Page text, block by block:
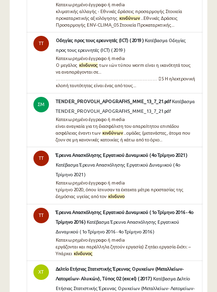
Καταχωρημένο έγγραφο ή media
κλιματικής αλλαγής - Εθνικές δράσεις προσαρμογής Στοιχεία
προκαταρκτικής αξιολόγησης κινδύνων ...Εθνικές Δράσεις
Προσαρμογής ENV-CLIMA_05 Στοιχεία Προκαταρκτικής...
TT
Οδηγίες προς τους ερευνητές (ICT) ( 2019 ) Κατέβασμα Οδηγίες
προς τους ερευνητές (ICT) ( 2019 )
Καταχωρημένο έγγραφο ή media
Ο μεγάλος κίνδυνος των ιών τύπου worm είναι η ικανότητά τους
να αναπαράγονται σε...
……………………………………………………… 5 Η ηλεκτρονική
κλοπή ταυτότητας είναι ένας από τους...
ΣΜ
TENDER_PROVOLH_APOGRAFHS_MME_13_7_21.pdf Κατέβασμα
TENDER_PROVOLH_APOGRAFHS_MME_13_7_21.pdf
Καταχωρημένο έγγραφο ή media
είναι αναγκαία για τη διασφάλιση του απαραίτητου επιπέδου
ασφάλειας έναντι των κινδύνων ...ομάδες (μετανάστες, άτομα που
ζουν σε μη κανονικές κατοικίες ή κάτω από το όριο...
TT
Έρευνα Απασχόλησης Εργατικού Δυναμικού ( 4ο Τρίμηνο 2021 )
Κατέβασμα Έρευνα Απασχόλησης Εργατικού Δυναμικού ( 4ο
Τρίμηνο 2021 )
Καταχωρημένο έγγραφο ή media
τρίμηνο 2020, όπου ίσχυσαν τα έκτακτα μέτρα προστασίας της
δημόσιας υγείας από τον κίνδυνο
TT
Έρευνα Απασχόλησης Εργατικού Δυναμικού ( 1ο Τρίμηνο 2016 - 4ο
Τρίμηνο 2016 ) Κατέβασμα Έρευνα Απασχόλησης Εργατικού
Δυναμικού ( 1ο Τρίμηνο 2016 - 4ο Τρίμηνο 2016 )
Καταχωρημένο έγγραφο ή media
εργάζονται και παράλληλα ζητούν εργασία) Ζητάει εργασία διότι: –
Υπάρχει κίνδυνος
ΧΤ
Δελτίο Ετήσιας Στατιστικής Έρευνας Ορυχείων (Μεταλλείων-
Λατομείων- Αλυκών), Τύπος 02 (excel) ( 2017 ) Κατέβασμα Δελτίο
Ετήσιας Στατιστικής Έρευνας Ορυχείων (Μεταλλείων- Λατομείων-